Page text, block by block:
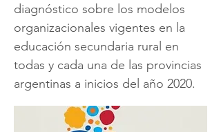
diagnóstico sobre los modelos
organizacionales vigentes en la
educación secundaria rural en
todas y cada una de las provincias
argentinas a inicios del año 2020.